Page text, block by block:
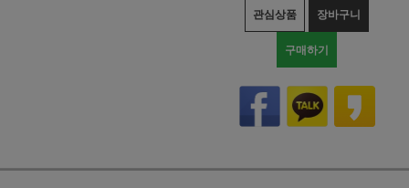
관심상품 장바구니
구매하기